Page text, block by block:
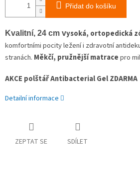
Přidat do košíku
Kvalitní, 24 cm vysoká, ortopedická
komfortními pocity ležení i zdravotní
stranách. Měkčí, pružnější matracepro
AKCE polštář Antibacterial Gel ZDARMA
Detailní informace
ZEPTAT SE SDÍLET